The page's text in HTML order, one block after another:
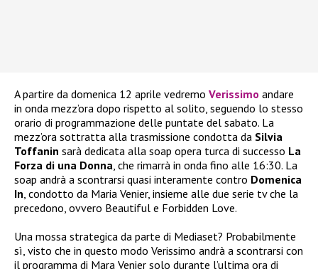
A partire da domenica 12 aprile vedremo Verissimo andare
in onda mezz’ora dopo rispetto al solito, seguendo lo stesso
orario di programmazione delle puntate del sabato. La
mezz’ora sottratta alla trasmissione condotta da Silvia
Toffanin sarà dedicata alla soap opera turca di successo La
Forza di una Donna, che rimarrà in onda fino alle 16:30. La
soap andrà a scontrarsi quasi interamente contro Domenica
In, condotto da Maria Venier, insieme alle due serie tv che la
precedono, ovvero Beautiful e Forbidden Love.
Una mossa strategica da parte di Mediaset? Probabilmente
sì, visto che in questo modo Verissimo andrà a scontrarsi con
il programma di Mara Venier solo durante l’ultima ora di